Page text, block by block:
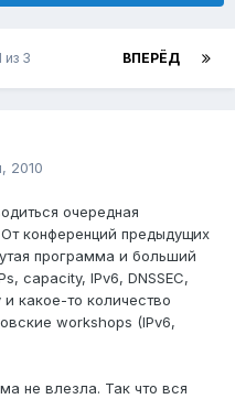
ВПЕРЁД
из 3
2010
очередная
конференций предыдущих
программа и больший
capacity, IPv6, DNSSEC,
какое-то количество
workshops (IPv6,
не влезла. Так что вся